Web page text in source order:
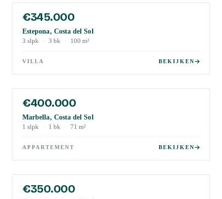
€345.000
Estepona, Costa del Sol
3 slpk · 3 bk · 100 m²
VILLA BEKIJKEN
€400.000
Marbella, Costa del Sol
1 slpk · 1 bk · 71 m²
APPARTEMENT BEKIJKEN
€350.000